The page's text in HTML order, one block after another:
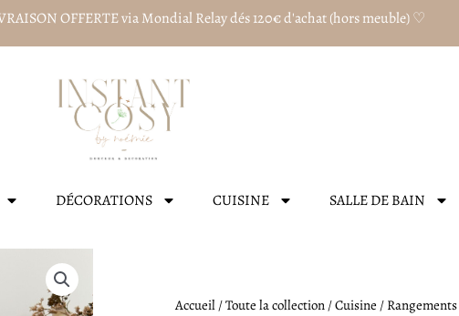
OFFERTE via Mondial Relay dés 120€ d'achat (hors meuble) ♡
DÉCORATIONS CUISINE SALLE DE BAIN
Accueil/Toute la collection/Cuisine / Rangements